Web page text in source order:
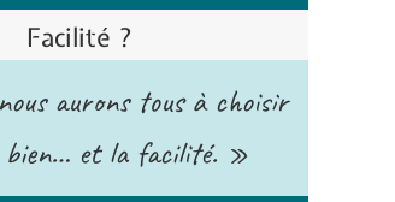
Facilité ?
aurons tous à choisir
bien… et la facilité. »